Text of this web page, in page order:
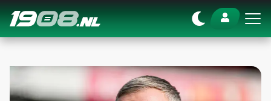
Navigation